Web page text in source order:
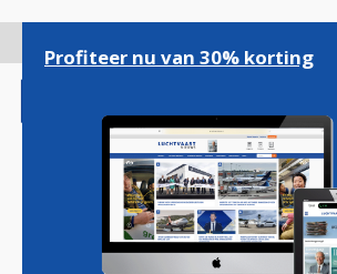
gaan
Magazine Podcasts
Profiteer nu van 30% korting